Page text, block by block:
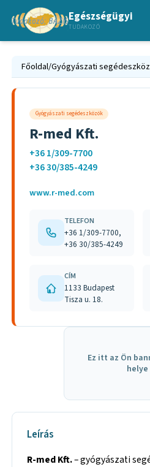
Egészségügyi
TUDAKOZÓ
Főoldal/Gyógyászati
Gyógyászati segédeszközök
R-med Kft.
+36 1/309-7700
+36 30/385-4249
www.r-med.com
TELEFON
+36 1/309-7700,
+36 30/385-4249
CÍM
1133 Budapest
Tisza u. 18.
Ez itt az Ön
helye
Leírás
R-med Kft.– gyógyászati